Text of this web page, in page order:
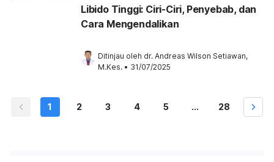
Libido Tinggi: Ciri-Ciri, Penyebab, dan
Cara Mengendalikan
Ditinjau oleh dr. Andreas Wilson Setiawan,
M.Kes. • 31/07/2025
1 2 3 4 5 ... 28